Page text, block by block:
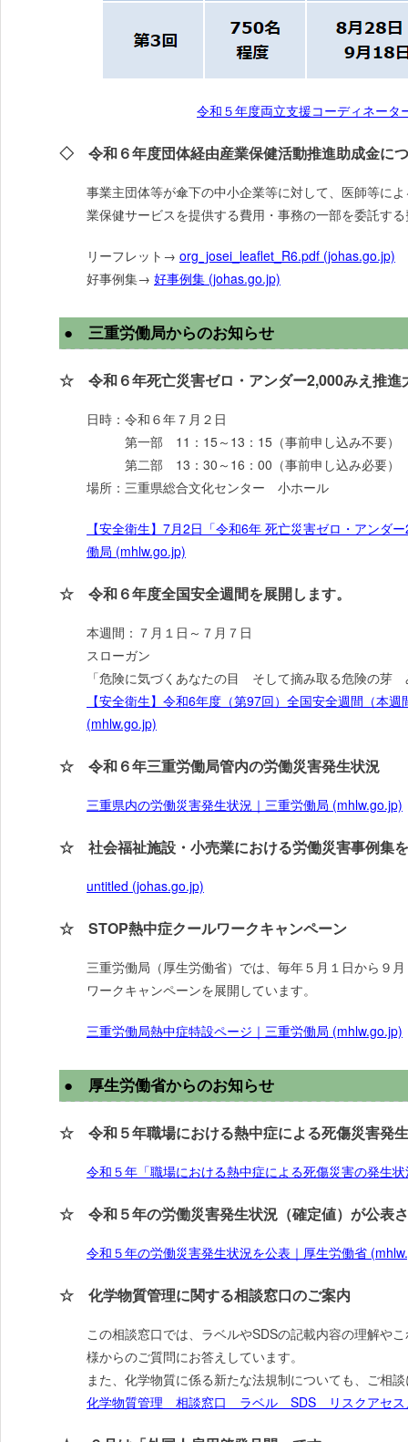
令和５年度両立支援コーディネー
◇ 令和６年度団体経由産業保健活動推進助成金に
事業主団体等が傘下の中小企業等に対して、医師等に
業保健サービスを提供する費用・事務の一部を委託す
リーフレット→ org_josei_leaflet_R6.pdf (johas.go.jp)
好事例集→ 好事例集 (johas.go.jp)
● 三重労働局からのお知らせ
☆ 令和６年死亡災害ゼロ・アンダー2,000みえ推進
日時：令和６年７月２日
第一部 11：15～13：15（事前申し込み不要）
第二部 13：30～16：00（事前申し込み必要）
場所：三重県総合文化センター 小ホール
【安全衛生】7月2日「令和6年 死亡災害ゼロ・アン
働局 (mhlw.go.jp)
☆ 令和６年度全国安全週間を展開します。
本週間：７月１日～７月７日
スローガン
「危険に気づくあなたの目 そして摘み取る危険の芽
【安全衛生】令和6年度（第97回）全国安全週間（本
(mhlw.go.jp)
☆ 令和６年三重労働局管内の労働災害発生状況
三重県内の労働災害発生状況｜三重労働局 (mhlw.go.jp)
☆ 社会福祉施設・小売業における労働災害事例集
untitled (johas.go.jp)
☆ STOP熱中症クールワークキャンペーン
三重労働局（厚生労働省）では、毎年５月１日から９
ワークキャンペーンを展開しています。
三重労働局熱中症特設ページ｜三重労働局 (mhlw.go.jp)
● 厚生労働省からのお知らせ
☆ 令和５年職場における熱中症による死傷災害発
令和５年「職場における熱中症による死傷災害の発生
☆ 令和５年の労働災害発生状況（確定値）が公表
令和５年の労働災害発生状況を公表｜厚生労働省
☆ 化学物質管理に関する相談窓口のご案内
この相談窓口では、ラベルやSDSの記載内容の理解や
様からのご質問にお答えしています。
また、化学物質に係る新たな法規制についても、ご相
化学物質管理 相談窓口 ラベル SDS リスクアセス